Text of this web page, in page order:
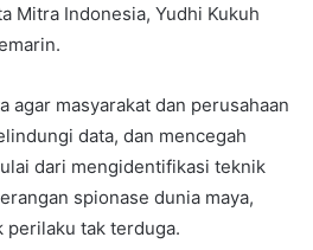
Mitra Indonesia, Yudhi Kukuh
agar masyarakat dan perusahaan
data, dan mencegah
dari mengidentifikasi teknik
spionase dunia maya,
tak terduga.